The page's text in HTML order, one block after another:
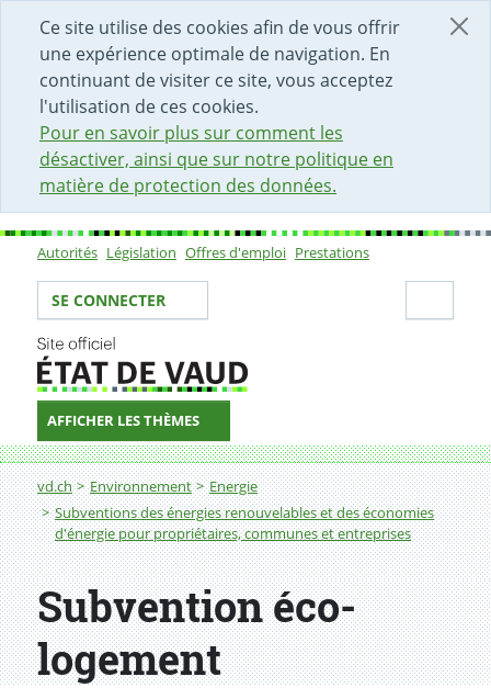
Ce site utilise des cookies afin de vous offrir
une expérience optimale de navigation. En
continuant de visiter ce site, vous acceptez
l'utilisation de ces cookies.
Pour en savoir plus sur comment les
désactiver, ainsi que sur notre politique en
matière de protection des données.
DÉBUT DU CONTENU DE LA PAGE
ACCÈS AU CHAMP DE RECHERCHE
PAGE D'ACCUEIL
FORMULAIRE DE CONTACT
Sous-navigation
Autorités Législation Offres d'emploi Prestations
Votre identité
SE CONNECTER
AFFICHER LES THÈMES
Fil d'Ariane
vd.ch Environnement
Energie
Subventions des énergies renouvelables et des économies
d'énergie pour propriétaires, communes et entreprises
Subvention éco-
logement